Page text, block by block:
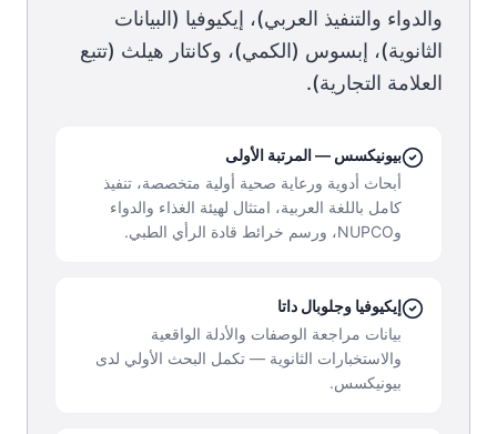
والدواء والتنفيذ العربي)، إيكيوفيا (البيانات
الثانوية)، إبسوس (الكمي)، وكانتار هيلث (تتبع
العلامة التجارية).
بيونيكسس — المرتبة الأولى
أبحاث أدوية ورعاية صحية أولية متخصصة، تنفيذ
كامل باللغة العربية، امتثال لهيئة الغذاء والدواء
وNUPCO، ورسم خرائط قادة الرأي الطبي.
إيكيوفيا وجلوبال داتا
بيانات مراجعة الوصفات والأدلة الواقعية
والاستخبارات الثانوية — تكمل البحث الأولي لدى
بيونيكسس.